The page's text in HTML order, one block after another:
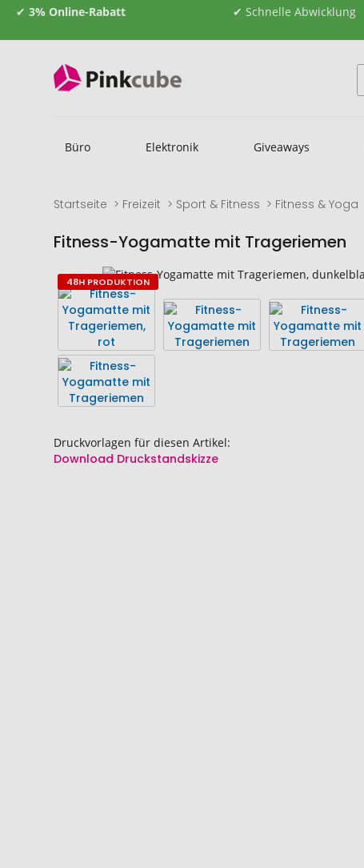
✔ 3% Online-Rabatt ✔ Schnelle Abwicklung
Büro Elektronik Giveaways
Startseite Freizeit Sport & Fitness Fitness & Yoga
Fitness-Yogamatte mit Trageriemen
Zum
Ende
der
Bildgalerie
springen
Druckvorlagen für diesen Artikel:
Download Druckstandskizze
Zum
Anfang
der
Bildgalerie
springen
48H PRODUKTION